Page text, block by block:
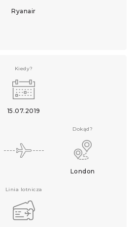
Ryanair
Kiedy?
15.07.2019
Dokąd?
London
Linia lotnicza